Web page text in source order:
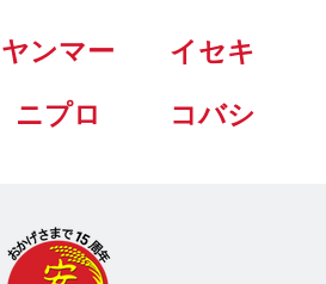
ヤンマー
イセキ
ニプロ コバシ